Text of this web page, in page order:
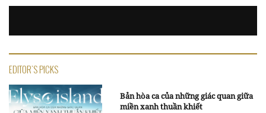
EDITOR'S PICKS
Bản hòa ca của những giác quan giữa
miền xanh thuần khiết